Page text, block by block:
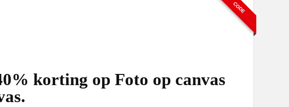
CODE
korting op Foto op canvas